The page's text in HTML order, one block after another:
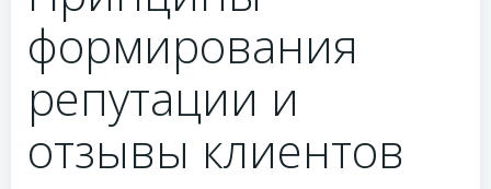
формирования
репутации и
отзывы клиентов